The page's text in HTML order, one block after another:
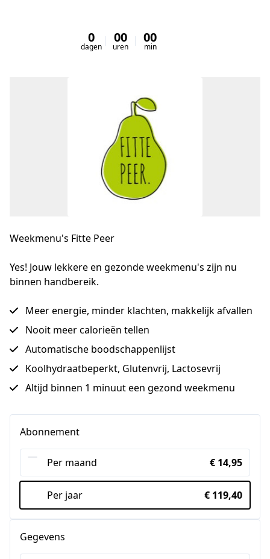
0
dagen
00
uren
00
min
Weekmenu's Fitte Peer
Yes! Jouw lekkere en gezonde weekmenu's zijn nu
binnen handbereik.
Meer energie, minder klachten, makkelijk afvallen
Nooit meer calorieën tellen
Automatische boodschappenlijst
Koolhydraatbeperkt, Glutenvrij, Lactosevrij
Altijd binnen 1 minuut een gezond weekmenu
Abonnement
Per maand € 14,95
Per jaar € 119,40
Gegevens